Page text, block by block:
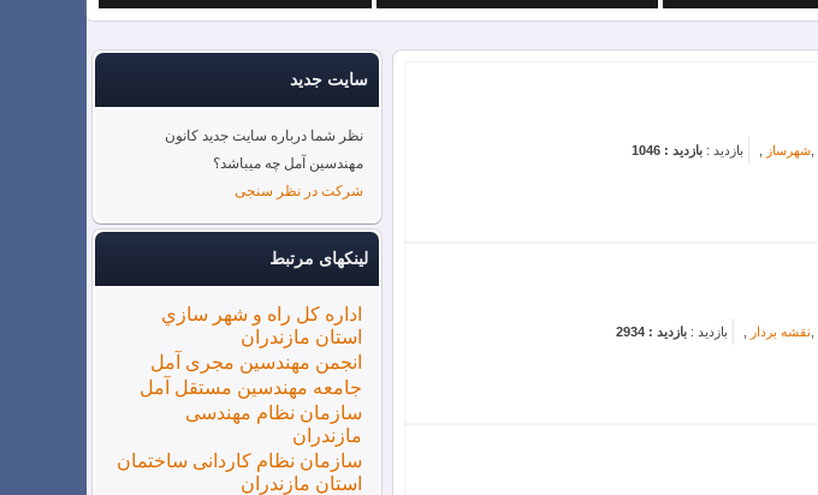
شهرساز بازدید : بازدید : 1046
نقشه بردار بازدید : بازدید : 2934
سایت جدید
نظر شما درباره سایت جدید کانون
مهندسین آمل چه میباشد؟
شرکت در نظر سنجی
لینکهای مرتبط
اداره كل راه و شهر سازي
استان مازندران
انجمن مهندسین مجری آمل
جامعه مهندسین مستقل آمل
سازمان نظام مهندسی
مازندران
سازمان نظام کاردانی ساختمان
استان مازندران